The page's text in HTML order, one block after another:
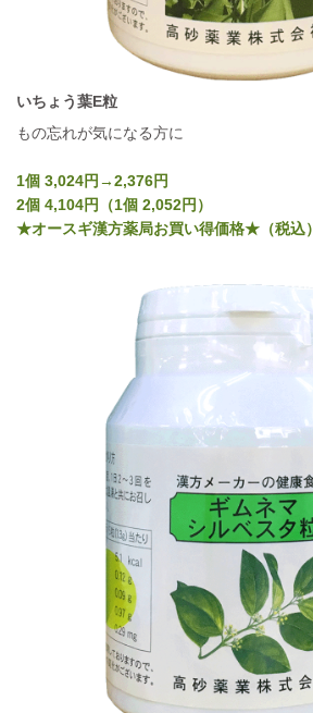
いちょう葉E粒
もの忘れが気になる方に
1個 3,024円→2,376円
2個 4,104円（1個 2,052円）
★オースギ漢方薬局お買い得価格★（税込）